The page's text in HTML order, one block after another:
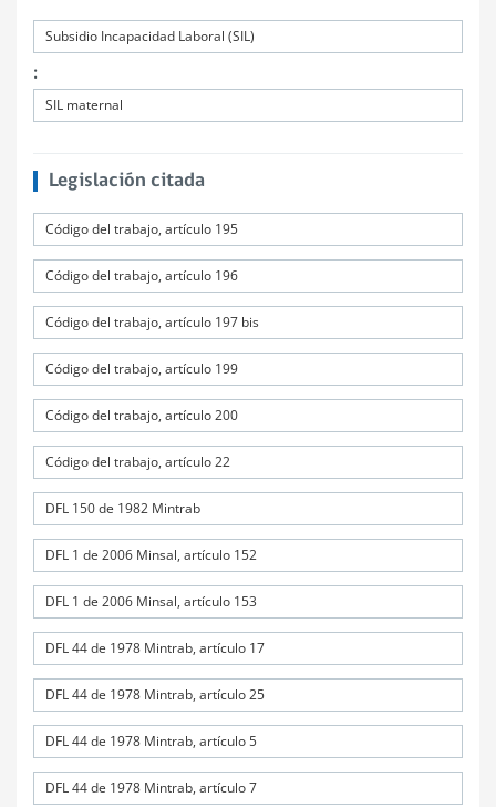
Subsidio Incapacidad Laboral (SIL)
:
SIL maternal
Legislación citada
Código del trabajo, artículo 195
Código del trabajo, artículo 196
Código del trabajo, artículo 197 bis
Código del trabajo, artículo 199
Código del trabajo, artículo 200
Código del trabajo, artículo 22
DFL 150 de 1982 Mintrab
DFL 1 de 2006 Minsal, artículo 152
DFL 1 de 2006 Minsal, artículo 153
DFL 44 de 1978 Mintrab, artículo 17
DFL 44 de 1978 Mintrab, artículo 25
DFL 44 de 1978 Mintrab, artículo 5
DFL 44 de 1978 Mintrab, artículo 7